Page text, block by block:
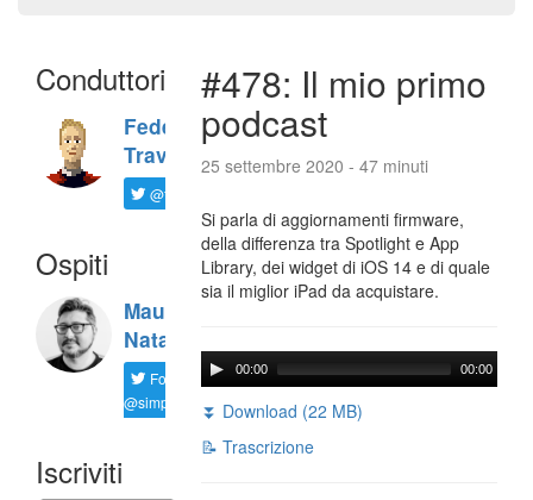
Conduttori
Federico
Travaini
@ftrava
Ospiti
Maurizio
Natali
Follow
@simplemal
Iscriviti
#478: Il mio primo
podcast
25 settembre 2020 - 47 minuti
Si parla di aggiornamenti firmware,
della differenza tra Spotlight e App
Library, dei widget di iOS 14 e di quale
sia il miglior iPad da acquistare.
00:00 00:00
⏬ Download (22 MB)
📝 Trascrizione